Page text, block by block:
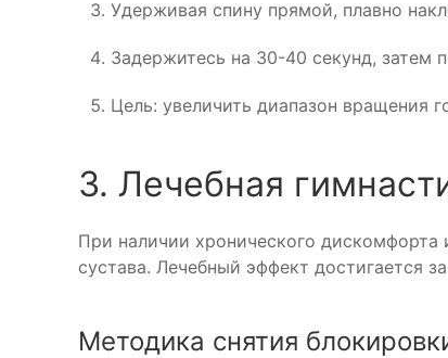
Удерживая спину прямой, плавно
Задержитесь на 30-40 секунд, затем
Цель: увеличить диапазон вращения
3. Лечебная
При наличии хронического дискомфорта
сустава. Лечебный эффект достигается
Методика снятия